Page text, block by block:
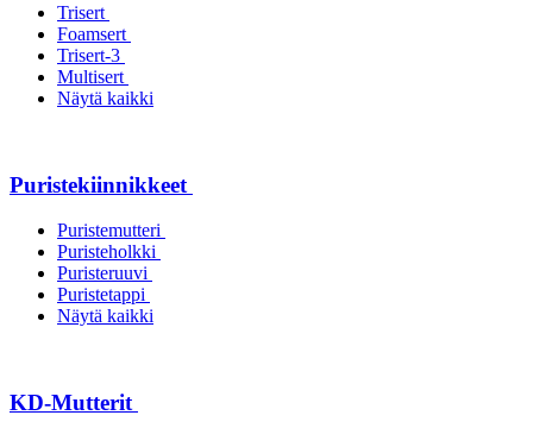
Trisert
Foamsert
Trisert-3
Multisert
Näytä kaikki
Puristekiinnikkeet
Puristemutteri
Puristeholkki
Puristeruuvi
Puristetappi
Näytä kaikki
KD-Mutterit